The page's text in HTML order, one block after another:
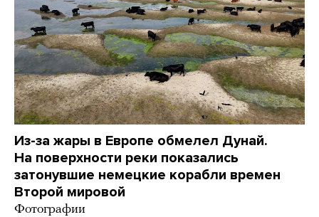
Из-за жары в Европе обмелел Дунай.
На поверхности реки показались
затонувшие немецкие корабли времен
Второй мировой
Фотографии